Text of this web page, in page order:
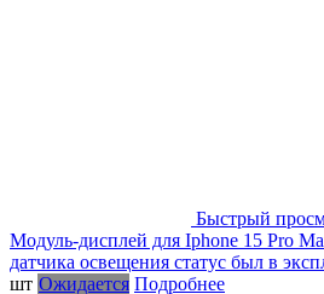
Быстрый
Модуль-дисплей для Iphone 15 Pro
датчика освещения статус был в
шт Ожидается Подробнее